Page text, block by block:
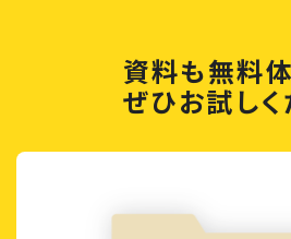
資料も無料体
ぜひお試しく